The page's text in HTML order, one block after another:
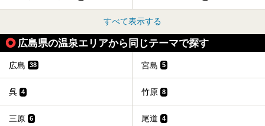
すべて表示する
広島県の温泉エリアから同じテーマで探す
広島 38 宮島 5
呉 4 竹原 8
三原 6 尾道 4